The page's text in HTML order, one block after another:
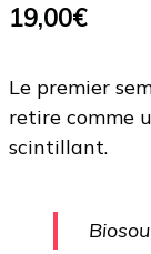
19,00€
Le premier
retire comme
scintillant.